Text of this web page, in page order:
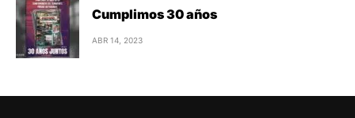
Cumplimos 30 años
ABR 14, 2023